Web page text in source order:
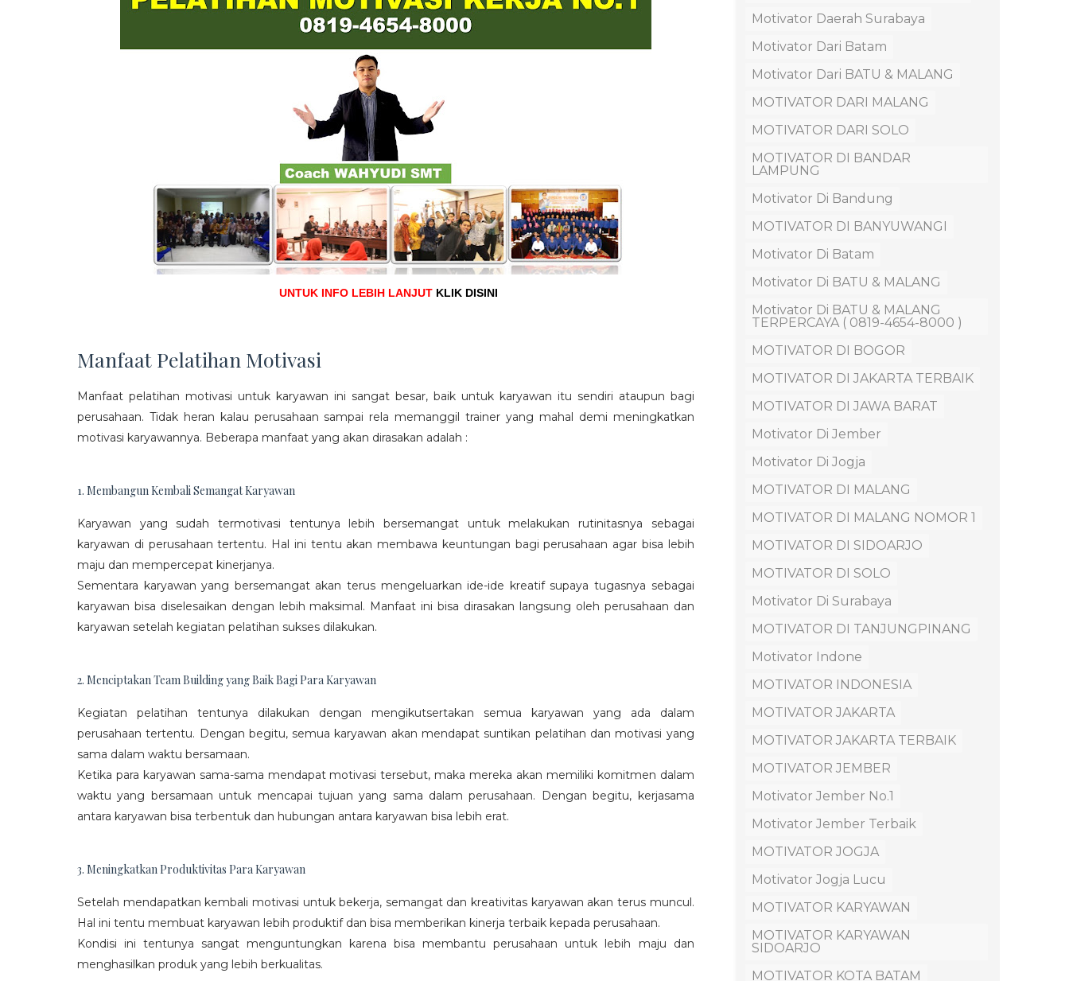
UNTUK INFO LEBIH LANJUT KLIK DISINI
Manfaat Pelatihan Motivasi
Manfaat pelatihan motivasi untuk karyawan ini sangat besar, baik untuk karyawan itu sendiri ataupun bagi
perusahaan. Tidak heran kalau perusahaan sampai rela memanggil trainer yang mahal demi meningkatkan
motivasi karyawannya. Beberapa manfaat yang akan dirasakan adalah :
1. Membangun Kembali Semangat Karyawan
Karyawan yang sudah termotivasi tentunya lebih bersemangat untuk melakukan rutinitasnya sebagai
karyawan di perusahaan tertentu. Hal ini tentu akan membawa keuntungan bagi perusahaan agar bisa lebih
maju dan mempercepat kinerjanya.
Sementara karyawan yang bersemangat akan terus mengeluarkan ide-ide kreatif supaya tugasnya sebagai
karyawan bisa diselesaikan dengan lebih maksimal. Manfaat ini bisa dirasakan langsung oleh perusahaan dan
karyawan setelah kegiatan pelatihan sukses dilakukan.
2. Menciptakan Team Building yang Baik Bagi Para Karyawan
Kegiatan pelatihan tentunya dilakukan dengan mengikutsertakan semua karyawan yang ada dalam
perusahaan tertentu. Dengan begitu, semua karyawan akan mendapat suntikan pelatihan dan motivasi yang
sama dalam waktu bersamaan.
Ketika para karyawan sama-sama mendapat motivasi tersebut, maka mereka akan memiliki komitmen dalam
waktu yang bersamaan untuk mencapai tujuan yang sama dalam perusahaan. Dengan begitu, kerjasama
antara karyawan bisa terbentuk dan hubungan antara karyawan bisa lebih erat.
3. Meningkatkan Produktivitas Para Karyawan
Setelah mendapatkan kembali motivasi untuk bekerja, semangat dan kreativitas karyawan akan terus muncul.
Hal ini tentu membuat karyawan lebih produktif dan bisa memberikan kinerja terbaik kepada perusahaan.
Kondisi ini tentunya sangat menguntungkan karena bisa membantu perusahaan untuk lebih maju dan
menghasilkan produk yang lebih berkualitas.
Motivator Daerah Surabaya
Motivator Dari Batam
Motivator Dari BATU & MALANG
MOTIVATOR DARI MALANG
MOTIVATOR DARI SOLO
MOTIVATOR DI BANDAR
LAMPUNG
Motivator Di Bandung
MOTIVATOR DI BANYUWANGI
Motivator Di Batam
Motivator Di BATU & MALANG
Motivator Di BATU & MALANG
TERPERCAYA ( 0819-4654-8000 )
MOTIVATOR DI BOGOR
MOTIVATOR DI JAKARTA TERBAIK
MOTIVATOR DI JAWA BARAT
Motivator Di Jember
Motivator Di Jogja
MOTIVATOR DI MALANG
MOTIVATOR DI MALANG NOMOR 1
MOTIVATOR DI SIDOARJO
MOTIVATOR DI SOLO
Motivator Di Surabaya
MOTIVATOR DI TANJUNGPINANG
Motivator Indone
MOTIVATOR INDONESIA
MOTIVATOR JAKARTA
MOTIVATOR JAKARTA TERBAIK
MOTIVATOR JEMBER
Motivator Jember No.1
Motivator Jember Terbaik
MOTIVATOR JOGJA
Motivator Jogja Lucu
MOTIVATOR KARYAWAN
MOTIVATOR KARYAWAN
SIDOARJO
MOTIVATOR KOTA BATAM